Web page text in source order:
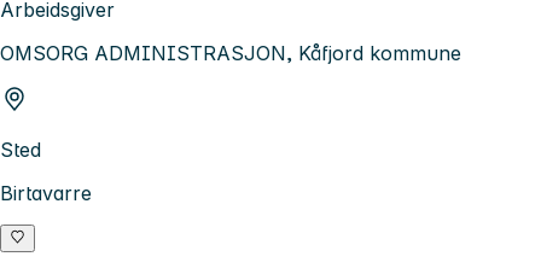
Arbeidsgiver
OMSORG ADMINISTRASJON, Kåfjord kommune
Sted
Birtavarre